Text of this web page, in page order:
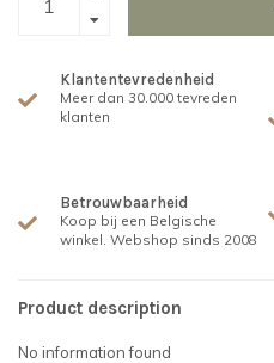
Klantentevredenheid
Meer dan 30.000 tevreden
klanten
Betrouwbaarheid
Koop bij een Belgische
winkel. Webshop sinds 2008
Product description
No information found